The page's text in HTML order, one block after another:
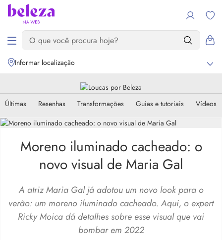
Informar localização
Últimas Resenhas Transformações Guias e tutoriais Vídeos
Moreno iluminado cacheado: o
novo visual de Maria Gal
A atriz Maria Gal já adotou um novo look para o
verão: um moreno iluminado cacheado. Aqui, o expert
Ricky Moica dá detalhes sobre esse visual que vai
bombar em 2022